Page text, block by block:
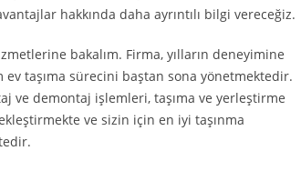
hakkında daha ayrıntılı bilgi vereceğiz.
bakalım. Firma, yılların deneyimine
taşıma sürecini baştan sona yönetmektedir.
ve demontaj işlemleri, taşıma ve yerleştirme
ve sizin için en iyi taşınma